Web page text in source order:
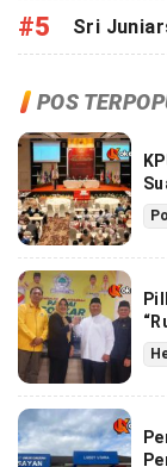
#5 Sri
POS